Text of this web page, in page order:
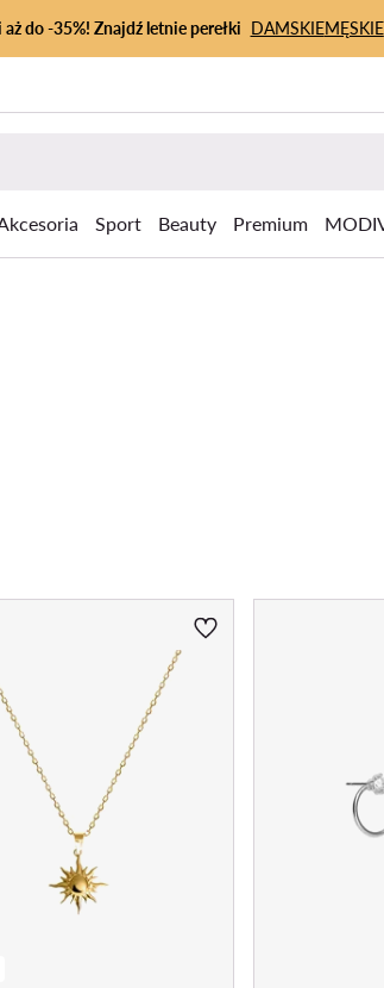
do -35%! Znajdź letnie perełki DAMSKIEMĘSKIE
Sport Beauty Premium